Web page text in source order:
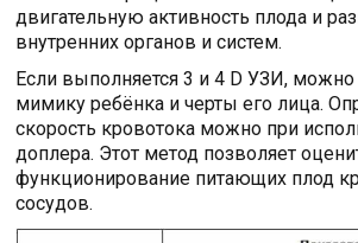
двигательную активность плода и
внутренних органов и систем.
Если выполняется 3 и 4 D УЗИ, можно
мимику ребёнка и черты его лица.
скорость кровотока можно при
доплера. Этот метод позволяет
функционирование питающих плод
сосудов.